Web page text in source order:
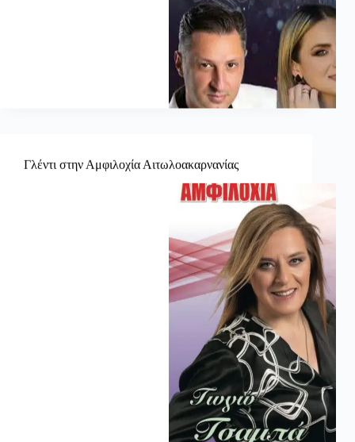
Γλέντι στην Αμφιλοχία Αιτωλοακαρνανίας